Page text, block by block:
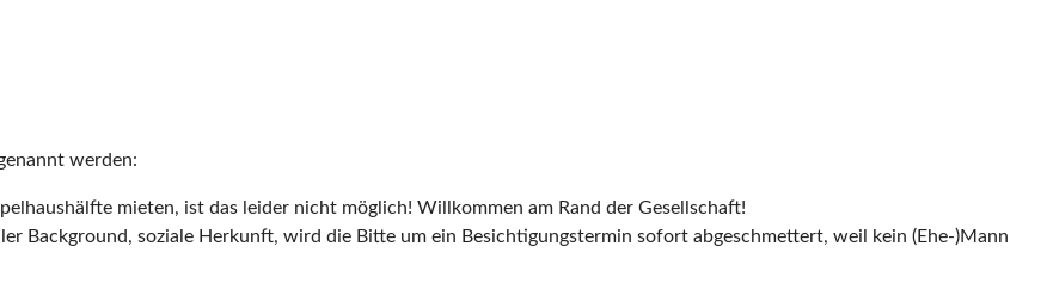
werden:
mieten, ist das leider nicht möglich! Willkommen am Rand der Gesellschaft!
Background, soziale Herkunft, wird die Bitte um ein Besichtigungstermin sofort abgeschmettert, weil kein (Ehe-)Mann